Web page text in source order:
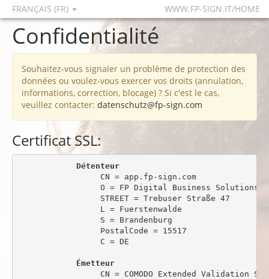
FRANÇAIS (FR) WWW.FP-SIGN.IT/HOME
Confidentialité
Souhaitez-vous signaler un problème de protection des
données ou voulez-vous exercer vos droits (annulation,
informations, correction, blocage) ? Si c'est le cas,
veuillez contacter: datenschutz@fp-sign.com
Certificat SSL:
Détenteur
                 CN = app.fp-sign.com
O = FP Digital Business Solutions
                 STREET = Trebuser Straße 47
                 L = Fuerstenwalde
                 S = Brandenburg
                 PostalCode = 15517
                 C = DE
Émetteur
CN = COMODO Extended Validation